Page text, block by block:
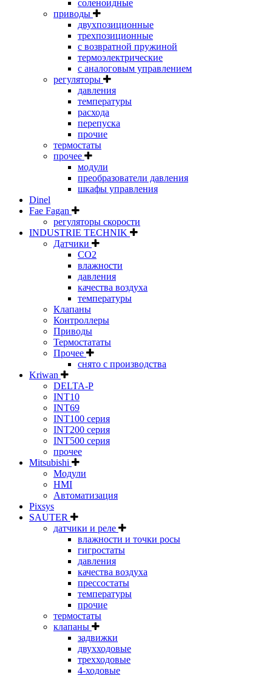
соленоидные
приводы
двухпозиционные
трехпозиционные
с возвратной пружиной
термоэлектрические
с аналоговым управлением
регуляторы
давления
температуры
расхода
перепуска
прочие
термостаты
прочее
модули
преобразователи давления
шкафы управления
Dinel
Fae Fagan
регуляторы скорости
INDUSTRIE TECHNIK
Датчики
CO2
влажности
давления
качества воздуха
температуры
Клапаны
Контроллеры
Приводы
Термостататы
Прочее
снято с производства
Kriwan
DELTA-P
INT10
INT69
INT100 серия
INT200 серия
INT500 серия
прочее
Mitsubishi
Модули
HMI
Автоматизация
Pixsys
SAUTER
датчики и реле
влажности и точки росы
гигростаты
давления
качества воздуха
прессостаты
температуры
прочие
термостаты
клапаны
задвижки
двухходовые
трехходовые
4-ходовые